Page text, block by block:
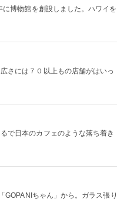
博物館を創設しました。ハワイを
さには７０以上もの店舗がはいっ
で日本のカフェのような落ち着き
GOPANIちゃん」から。ガラス張り